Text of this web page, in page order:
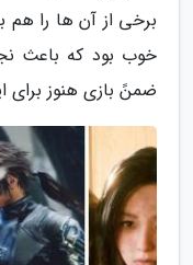
برخی از آن ها را
خوب بود که باعث
ضمنً بازی هنوز